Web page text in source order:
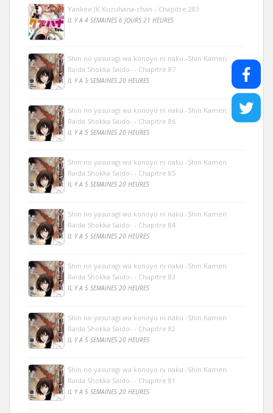
Yankee JK Kuzuhana-chan - Chapitre 283
IL Y A 4 SEMAINES 6 JOURS 21 HEURES
Shin no yasuragi wa konoyo ni naku -Shin Kamen
Raida Shokka Saido- - Chapitre 87
IL Y A 5 SEMAINES 20 HEURES
Shin no yasuragi wa konoyo ni naku -Shin Kamen
Raida Shokka Saido- - Chapitre 86
IL Y A 5 SEMAINES 20 HEURES
Shin no yasuragi wa konoyo ni naku -Shin Kamen
Raida Shokka Saido- - Chapitre 85
IL Y A 5 SEMAINES 20 HEURES
Shin no yasuragi wa konoyo ni naku -Shin Kamen
Raida Shokka Saido- - Chapitre 84
IL Y A 5 SEMAINES 20 HEURES
Shin no yasuragi wa konoyo ni naku -Shin Kamen
Raida Shokka Saido- - Chapitre 83
IL Y A 5 SEMAINES 20 HEURES
Shin no yasuragi wa konoyo ni naku -Shin Kamen
Raida Shokka Saido- - Chapitre 82
IL Y A 5 SEMAINES 20 HEURES
Shin no yasuragi wa konoyo ni naku -Shin Kamen
Raida Shokka Saido- - Chapitre 81
IL Y A 5 SEMAINES 20 HEURES